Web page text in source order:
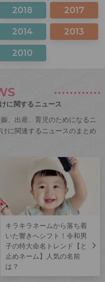
2018 2017
2014 2013
2010
に関するニュース
、出産、育児のためになるニ
に関連するニュースのまとめ
キラキラネームから落ち着
いた響きへシフト！令和男
子の特大命名トレンド【と
止めネーム】人気の名前
は？